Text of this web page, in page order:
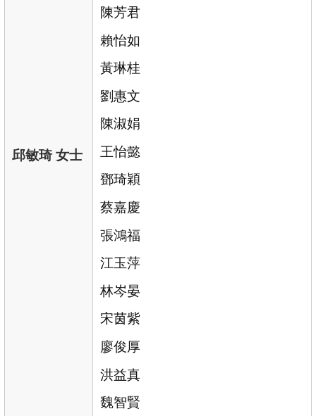
邱敏琦 女士
陳芳君
賴怡如
黃琳桂
劉惠文
陳淑娟
王怡懿
鄧琦穎
蔡嘉慶
張鴻福
江玉萍
林岑晏
宋茵紫
廖俊厚
洪益真
魏智賢